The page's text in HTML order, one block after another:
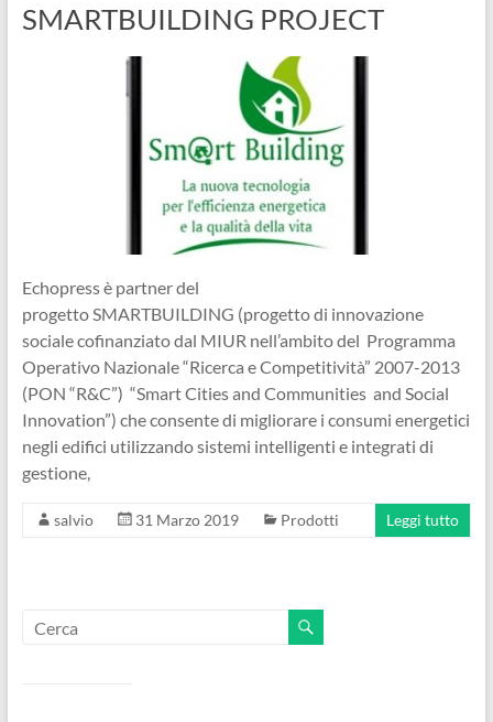
SMARTBUILDING PROJECT
Echopress è partner del
progetto SMARTBUILDING (progetto di innovazione
sociale cofinanziato dal MIUR nell’ambito del Programma
Operativo Nazionale “Ricerca e Competitività” 2007-2013
(PON “R&C”) “Smart Cities and Communities and Social
Innovation”) che consente di migliorare i consumi energetici
negli edifici utilizzando sistemi intelligenti e integrati di
gestione,
salvio 31 Marzo 2019 Prodotti Leggi tutto